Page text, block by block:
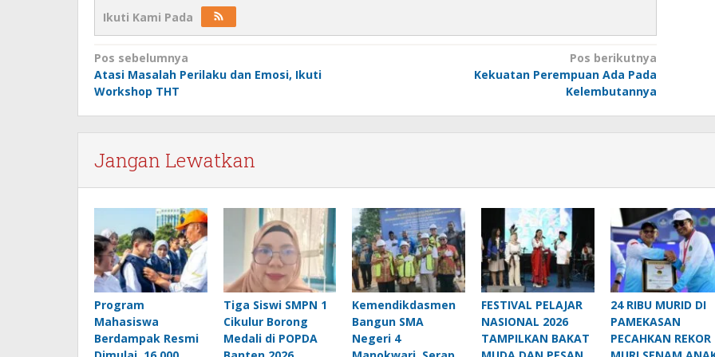
Ikuti Kami Pada
Navigasi
pos
Pos sebelumnya
Atasi Masalah Perilaku dan Emosi, Ikuti
Workshop THT
Pos berikutnya
Kekuatan Perempuan Ada Pada
Kelembutannya
Jangan Lewatkan
Program
Mahasiswa
Berdampak Resmi
Tiga Siswi SMPN 1
Cikulur Borong
Medali di POPDA
Kemendikdasmen
Bangun SMA
Negeri 4
FESTIVAL PELAJAR
NASIONAL 2026
TAMPILKAN BAKAT
24 RIBU MURID DI
PAMEKASAN
PECAHKAN REKOR